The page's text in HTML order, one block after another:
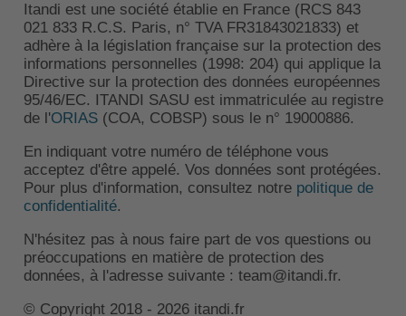
Itandi est une société établie en France (RCS 843
021 833 R.C.S. Paris, n° TVA FR31843021833) et
adhère à la législation française sur la protection des
informations personnelles (1998: 204) qui applique la
Directive sur la protection des données européennes
95/46/EC. ITANDI SASU est immatriculée au registre
de l'ORIAS(COA, COBSP) sous le n° 19000886.
En indiquant votre numéro de téléphone vous
acceptez d'être appelé. Vos données sont protégées.
Pour plus d'information, consultez notre politique de
confidentialité.
N'hésitez pas à nous faire part de vos questions ou
préoccupations en matière de protection des
données, à l'adresse suivante : team@itandi.fr.
© Copyright 2018 - 2026 itandi.fr